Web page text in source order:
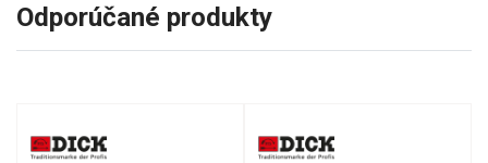
Odporúčané produkty